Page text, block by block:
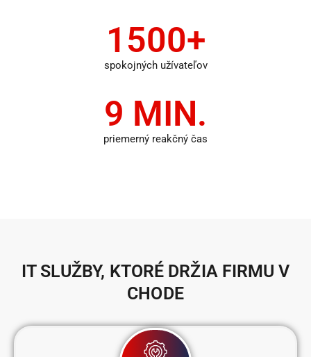
1500+
spokojných užívateľov
9 MIN.
priemerný reakčný čas
IT SLUŽBY, KTORÉ DRŽIA FIRMU V
CHODE